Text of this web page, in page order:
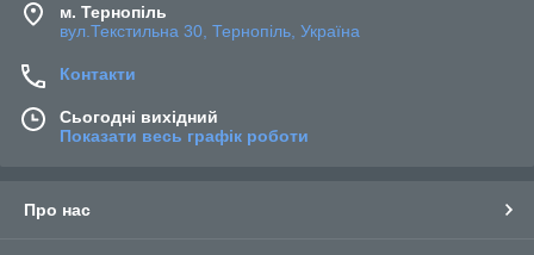
м. Тернопіль
вул.Текстильна 30, Тернопіль, Україна
Контакти
Сьогодні вихідний
Показати весь графік роботи
Про нас